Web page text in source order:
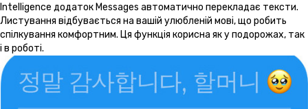
Intelligence додаток Messages автоматично перекладає тексти.
Листування відбувається на вашій улюбленій мові, що робить
спілкування комфортним. Ця функція корисна як у подорожах, так
і в роботі.